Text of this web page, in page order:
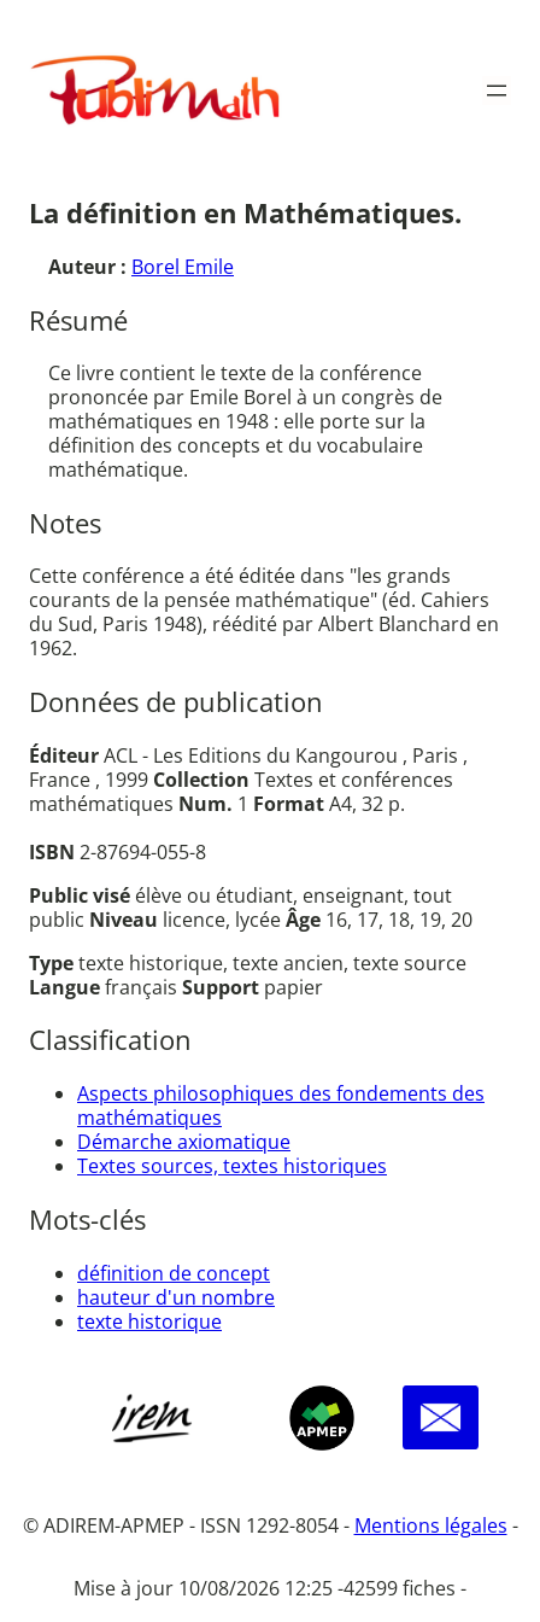
contenu
Publimath
La définition en Mathématiques.
Auteur : Borel Emile
Résumé
Ce livre contient le texte de la conférence
prononcée par Emile Borel à un congrès de
mathématiques en 1948 : elle porte sur la
définition des concepts et du vocabulaire
mathématique.
Notes
Cette conférence a été éditée dans "les grands
courants de la pensée mathématique" (éd. Cahiers
du Sud, Paris 1948), réédité par Albert Blanchard en
1962.
Données de publication
ÉditeurACL - Les Editions du Kangourou , Paris ,
France , 1999 Collection Textes et conférences
mathématiques Num. 1 FormatA4, 32 p.
ISBN 2-87694-055-8
Public visé élève ou étudiant, enseignant, tout
public Niveau licence, lycéeÂge 16, 17, 18, 19, 20
Typetexte historique, texte ancien, texte source
Languefrançais Support papier
Classification
Aspects philosophiques des fondements des
mathématiques
Démarche axiomatique
Textes sources, textes historiques
Mots-clés
définition de concept
hauteur d'un nombre
texte historique
© ADIREM-APMEP - ISSN 1292-8054 - Mentions légales -
Mise à jour 10/08/2026 12:25 -42599 fiches -